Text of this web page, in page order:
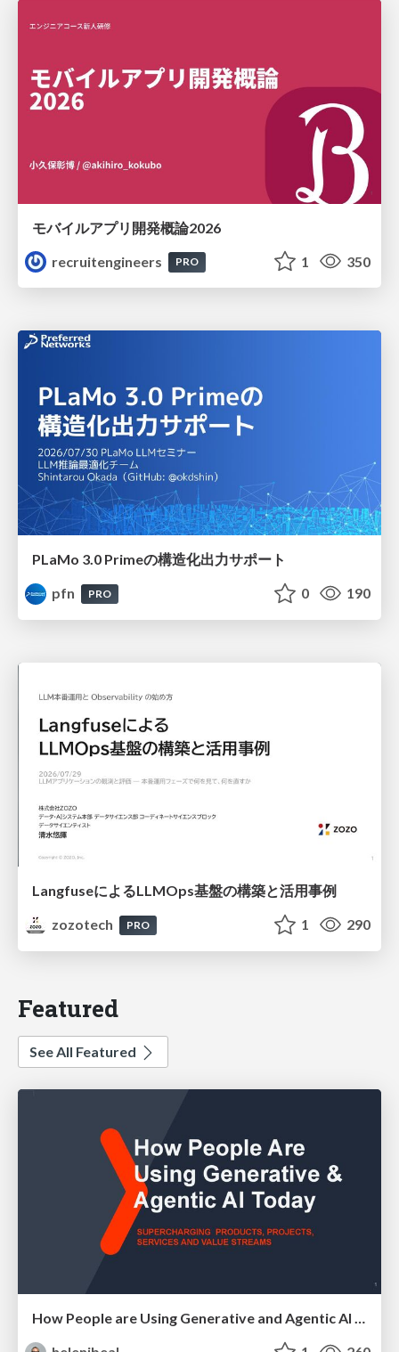
モバイルアプリ開発概論2026
recruitengineers
PRO 1 350
PLaMo 3.0 Primeの構造化出力サポート
pfn
PRO 0 190
LangfuseによるLLMOps基盤の構築と活用事例
zozotech
PRO 1 290
Featured
See All Featured